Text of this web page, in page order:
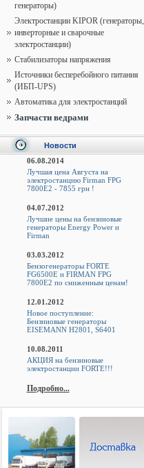
генераторы)
Электростанции KIPOR (генераторы,
инверторные и сварочные
электростанции)
Стабилизаторы напряжения
Источники бесперебойного питания
(ИБП-UPS)
Автоматика для электростанций
Запчасти ведрами
Новости
06.08.2014
Лучшая цена Августа на
электростанцию Firman FPG
7800E2 - 7855 грн !
04.07.2012
Лучшие цены на бензиновые
генераторы Energy Power и
Firman
03.03.2012
Бензогенераторы FORTE
FG6500E и FIRMAN FPG
7800E2 по сниженным ценам!
12.01.2012
Новое поступление:
Бензиновые генераторы
EISEMANN H2801, S6401
10.08.2011
АКЦИЯ на бензиновые
электростанции FORTE!!!
Подробно...